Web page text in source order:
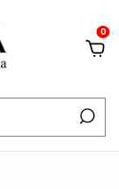
0